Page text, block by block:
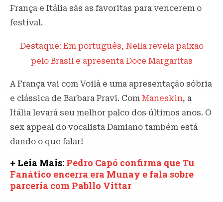
França e Itália sãs as favoritas para vencerem o
festival.
Destaque: Em português, Nella revela paixão
pelo Brasil e apresenta Doce Margaritas
A França vai com Voilà e uma apresentação sóbria
e clássica de Barbara Pravi. Com Maneskin, a
Itália levará seu melhor palco dos últimos anos. O
sex appeal do vocalista Damiano também está
dando o que falar!
+ Leia Mais: Pedro Capó confirma que Tu
Fanático encerra era Munay e fala sobre
parceria com Pabllo Vittar